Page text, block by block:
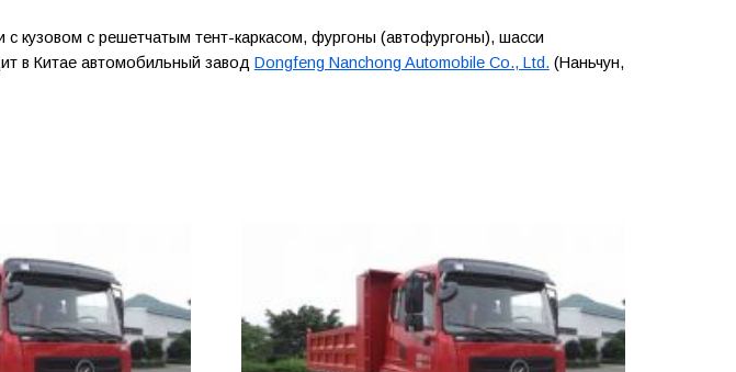
кузовом с решетчатым тент-каркасом, фургоны (автофургоны), шасси
в Китае автомобильный завод Dongfeng Nanchong Automobile Co., Ltd. (Наньчун,